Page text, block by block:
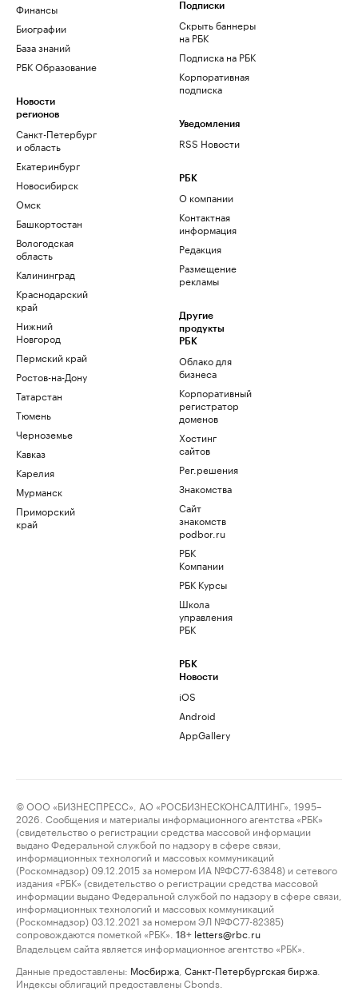
Финансы
Биографии
База знаний
РБК Образование
Новости
регионов
Санкт-Петербург
и область
Екатеринбург
Новосибирск
Омск
Башкортостан
Вологодская
область
Калининград
Краснодарский
край
Нижний
Новгород
Пермский край
Ростов-на-Дону
Татарстан
Тюмень
Черноземье
Кавказ
Карелия
Мурманск
Приморский
край
Подписки
Скрыть баннеры
на РБК
Подписка на РБК
Корпоративная
подписка
Уведомления
RSS Новости
РБК
О компании
Контактная
информация
Редакция
Размещение
рекламы
Другие
продукты
РБК
Облако для
бизнеса
Корпоративный
регистратор
доменов
Хостинг
сайтов
Рег.решения
Знакомства
Сайт
знакомств
podbor.ru
РБК
Компании
РБК Курсы
Школа
управления
РБК
РБК
Новости
iOS
Android
AppGallery
© ООО «БИЗНЕСПРЕСС», АО «РОСБИЗНЕСКОНСАЛТИНГ», 1995–
2026. Сообщения и материалы информационного агентства «РБК»
(свидетельство о регистрации средства массовой информации
выдано Федеральной службой по надзору в сфере связи,
информационных технологий и массовых коммуникаций
(Роскомнадзор) 09.12.2015 за номером ИА №ФС77-63848) и сетевого
издания «РБК» (свидетельство о регистрации средства массовой
информации выдано Федеральной службой по надзору в сфере связи,
информационных технологий и массовых коммуникаций
(Роскомнадзор) 03.12.2021 за номером ЭЛ №ФС77-82385)
сопровождаются пометкой «РБК».
18+ letters@rbc.ru
Владельцем сайта является информационное агентство «РБК».
Данные предоставлены: Мосбиржа Санкт-Петербургская биржа
Индексы облигаций предоставлены Cbonds.